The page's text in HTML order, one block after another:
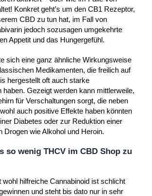
Konkret geht’s um den CB1 Rezeptor,
CBD zu tun hat, im Fall von
jedoch sozusagen umgekehrte
Appetit und das Hungergefühl.
sich eine ganz ähnliche Wirkungsweise
Medikamenten, die freilich auf
hergestellt oft auch starke
haben. Gezeigt werden kann mittlerweile,
für Verschaltungen sorgt, die neben
auch positive Effekte haben könnten
Diabetes oder zur Reduktion einer
Drogen wie Alkohol und Heroin.
so wenig THCV im CBD Shop zu
wohl hilfreiche Cannabinoid ist schlicht
und steht bis dato nur in sehr